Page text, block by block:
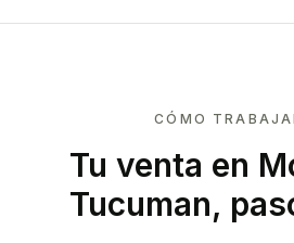
CÓMO
Tu venta en
Tucuman,